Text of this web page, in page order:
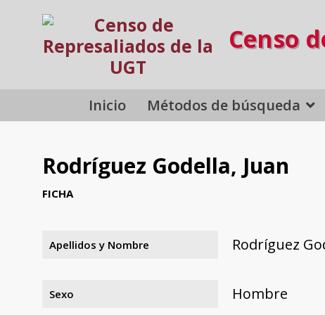
Censo
Inicio Métodos de búsqueda
Rodríguez Godella, Juan
FICHA
Apellidos y Nombre Rodríguez
Sexo Hombre